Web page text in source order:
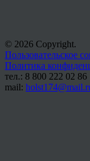
© 2026 Copyright.
Пользовательское
Политика
тел.: 8 800 222 02 86
mail: